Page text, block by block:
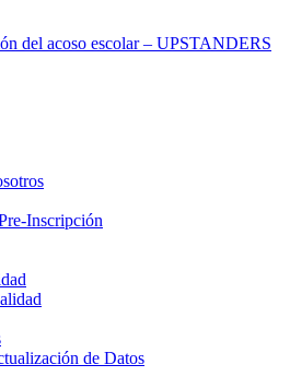
del acoso escolar – UPSTANDERS
Inscripción
de Datos